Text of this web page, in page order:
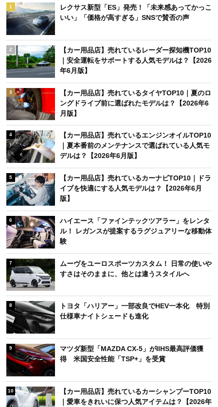
1
レクサス新型「ES」発売！「未来感あってかっこ
いい」「価格が高すぎる」SNSで賛否の声
2
【カー用品店】売れているレーダー探知機TOP10
｜安全運転をサポートする人気モデルは？【2026
年6月版】
3
【カー用品店】売れているタイヤTOP10｜夏のロ
ングドライブ前に選ばれたモデルは？【2026年6
月版】
4
【カー用品店】売れているエンジンオイルTOP10
｜夏本番前のメンテナンスで選ばれている人気モ
デルは？【2026年6月版】
5
【カー用品店】売れているカーナビTOP10｜ドラ
イブを快適にする人気モデルは？【2026年6月
版】
6
ハイエース「ファインテックツアラー」をレンタ
ル！ レガンスが提案するラグジュアリーな移動体
験
7
ムーヴをユーロスポーツカスタム！ 日常の使いや
すさはそのままに、他とは違うスタイルへ
8
トヨタ「ハリアー」一部改良でHEV一本化 特別
仕様車ナイトシェードも進化
9
マツダ新型「MAZDA CX-5」がIIHS最高評価獲
得 米国安全性能「TSP+」を受賞
10
【カー用品店】売れているカーシャンプーTOP10
｜愛車をきれいに保つ人気アイテムは？【2026年